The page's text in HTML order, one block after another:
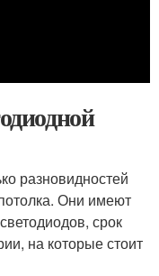
разновидностей
Они имеют
срок
на которые стоит